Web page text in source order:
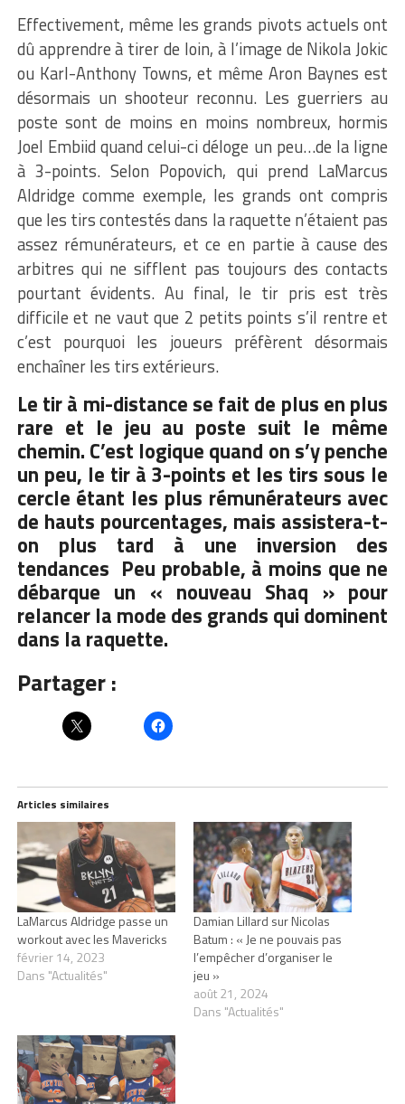
Effectivement, même les grands pivots actuels ont
dû apprendre à tirer de loin, à l’image de Nikola Jokic
ou Karl-Anthony Towns, et même Aron Baynes est
désormais un shooteur reconnu. Les guerriers au
poste sont de moins en moins nombreux, hormis
Joel Embiid quand celui-ci déloge un peu…de la ligne
à 3-points. Selon Popovich, qui prend LaMarcus
Aldridge comme exemple, les grands ont compris
que les tirs contestés dans la raquette n’étaient pas
assez rémunérateurs, et ce en partie à cause des
arbitres qui ne sifflent pas toujours des contacts
pourtant évidents. Au final, le tir pris est très
difficile et ne vaut que 2 petits points s’il rentre et
c’est pourquoi les joueurs préfèrent désormais
enchaîner les tirs extérieurs.
Le tir à mi-distance se fait de plus en plus
rare et le jeu au poste suit le même
chemin. C’est logique quand on s’y penche
un peu, le tir à 3-points et les tirs sous le
cercle étant les plus rémunérateurs avec
de hauts pourcentages, mais assistera-t-
on plus tard à une inversion des
tendances Peu probable, à moins que ne
débarque un « nouveau Shaq » pour
relancer la mode des grands qui dominent
dans la raquette.
Partager :
Articles similaires
LaMarcus Aldridge passe un
workout avec les Mavericks
février 14, 2023
Dans "Actualités"
Damian Lillard sur Nicolas
Batum : « Je ne pouvais pas
l’empêcher d’organiser le
jeu »
août 21, 2024
Dans "Actualités"